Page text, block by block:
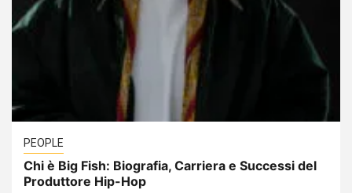
PEOPLE
Chi è Big Fish: Biografia, Carriera e Successi del
Produttore Hip-Hop